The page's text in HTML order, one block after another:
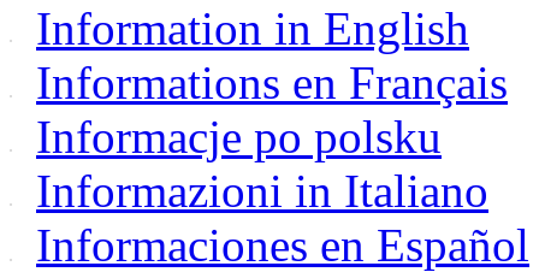
Information in English
Informations en Français
Informacje po polsku
Informazioni in Italiano
Informaciones en Español